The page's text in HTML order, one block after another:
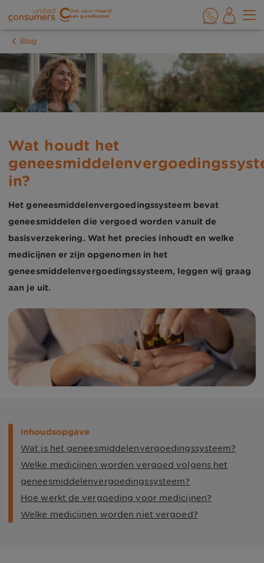
Ook jouw maand
kan goedkoper
Blog
Wat houdt het
in?
Het geneesmiddelenvergoedingssysteem bevat
geneesmiddelen die vergoed worden vanuit de
basisverzekering. Wat het precies inhoudt en welke
medicijnen er zijn opgenomen in het
geneesmiddelenvergoedingssysteem, leggen wij graag
aan je uit.
Inhoudsopgave
Wat is het geneesmiddelenvergoedingssysteem?
Welke medicijnen worden vergoed volgens het
geneesmiddelenvergoedingssysteem?
Hoe werkt de vergoeding voor medicijnen?
Welke medicijnen worden niet vergoed?